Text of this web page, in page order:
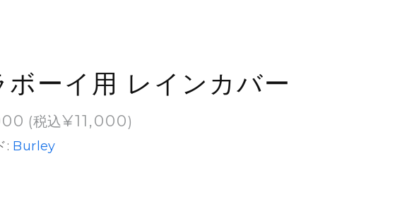
ボーイ用 レインカバー
(税込¥11,000)
: Burley